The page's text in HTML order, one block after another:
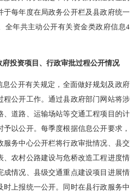
于每年度在局政务公开栏及县政府统一
全年共主动公开有关资金类政府信息4
府投资项目、行政审批过程公开情况
息公开有关规定，全面做好规划及政府
程公开工作。通过县政府部门网站将涉
、道路、运输场站等交通工程项目的计
予以公开。每季度根据信息公开要求，
服务中心公开栏将行政审批情况、县交
、农村公路建设与危桥改造工程进度情
成情况、县级交通重点建设项目进展情
时上报统一公开。同时在县行政服务中